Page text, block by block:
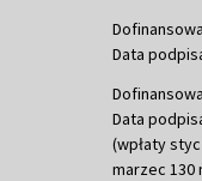
Data
Data
(wpłaty
marzec 130